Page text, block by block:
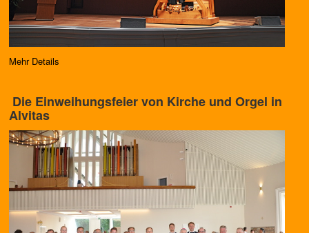
Mehr Details
Die Einweihungsfeier von Kirche und Orgel in
Alvitas